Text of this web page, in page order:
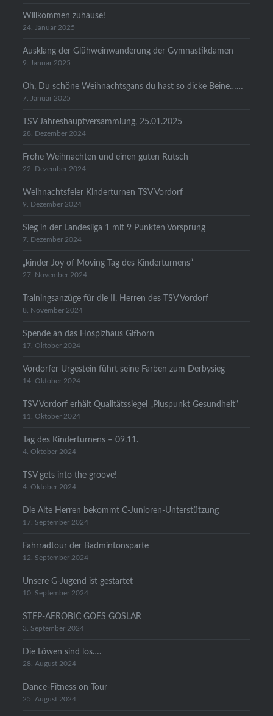
Willkommen zuhause!
24. Januar 2025
Ausklang der Glühweinwanderung der Gymnastikdamen
9. Januar 2025
Oh, Du schöne Weihnachtsgans du hast so dicke Beine……
7. Januar 2025
TSV Jahreshauptversammlung, 25.01.2025
28. Dezember 2024
Frohe Weihnachten und einen guten Rutsch
22. Dezember 2024
Weihnachtsfeier Kinderturnen TSV Vordorf
9. Dezember 2024
Sieg in der Landesliga 1 mit 9 Punkten Vorsprung
7. Dezember 2024
„kinder Joy of Moving Tag des Kinderturnens“
27. November 2024
Trainingsanzüge für die II. Herren des TSV Vordorf
8. November 2024
Spende an das Hospizhaus Gifhorn
17. Oktober 2024
Vordorfer Urgestein führt seine Farben zum Derbysieg
14. Oktober 2024
TSV Vordorf erhält Qualitätssiegel „Pluspunkt Gesundheit“
11. Oktober 2024
Tag des Kinderturnens – 09.11.
4. Oktober 2024
TSV gets into the groove!
4. Oktober 2024
Die Alte Herren bekommt C-Junioren-Unterstützung
17. September 2024
Fahrradtour der Badmintonsparte
12. September 2024
Unsere G-Jugend ist gestartet
10. September 2024
STEP-AEROBIC GOES GOSLAR
3. September 2024
Die Löwen sind los….
28. August 2024
Dance-Fitness on Tour
25. August 2024